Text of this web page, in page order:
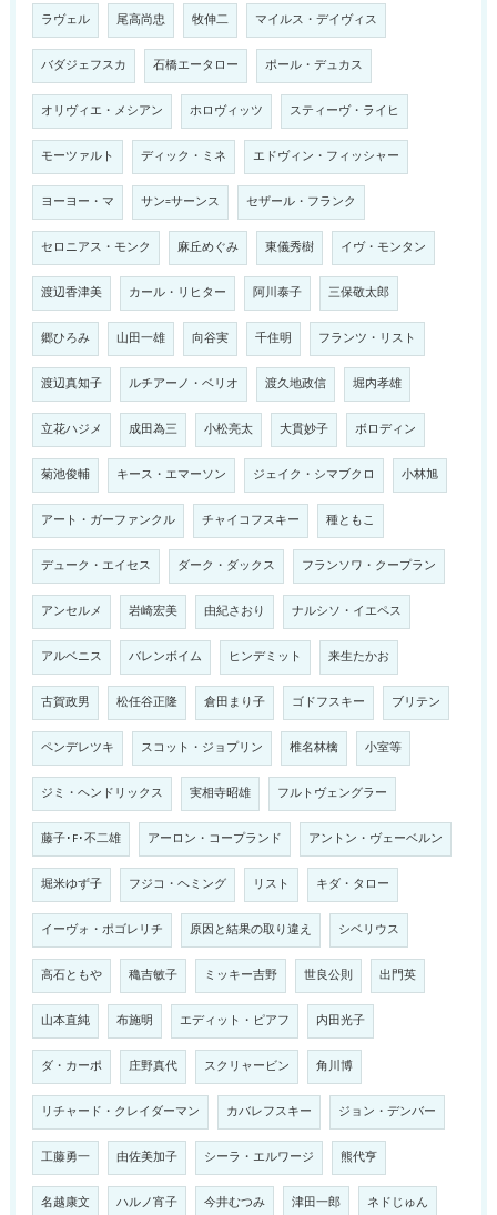
ラヴェル 尾高尚忠 牧伸二 マイルス・デイヴィス
バダジェフスカ 石橋エータロー ポール・デュカス
オリヴィエ・メシアン ホロヴィッツ スティーヴ・ライヒ
モーツァルト ディック・ミネ エドヴィン・フィッシャー
ヨーヨー・マ サン=サーンス セザール・フランク
セロニアス・モンク 麻丘めぐみ 東儀秀樹 イヴ・モンタン
渡辺香津美 カール・リヒター 阿川泰子 三保敬太郎
郷ひろみ 山田一雄 向谷実 千住明 フランツ・リスト
渡辺真知子 ルチアーノ・ベリオ 渡久地政信 堀内孝雄
立花ハジメ 成田為三 小松亮太 大貫妙子 ボロディン
菊池俊輔 キース・エマーソン ジェイク・シマブクロ 小林旭
アート・ガーファンクル チャイコフスキー 種ともこ
デューク・エイセス ダーク・ダックス フランソワ・クープラン
アンセルメ 岩崎宏美 由紀さおり ナルシソ・イエペス
アルベニス バレンボイム ヒンデミット 来生たかお
古賀政男 松任谷正隆 倉田まり子 ゴドフスキー ブリテン
ペンデレツキ スコット・ジョプリン 椎名林檎 小室等
ジミ・ヘンドリックス 実相寺昭雄 フルトヴェングラー
藤子･F･不二雄 アーロン・コープランド アントン・ヴェーベルン
堀米ゆず子 フジコ・ヘミング リスト キダ・タロー
イーヴォ・ポゴレリチ 原因と結果の取り違え シベリウス
高石ともや 穐吉敏子 ミッキー吉野 世良公則 出門英
山本直純 布施明 エディット・ピアフ 内田光子
ダ・カーポ 庄野真代 スクリャービン 角川博
リチャード・クレイダーマン カバレフスキー ジョン・デンバー
工藤勇一 由佐美加子 シーラ・エルワージ 熊代亨
名越康文 ハルノ宵子 今井むつみ 津田一郎 ネドじゅん